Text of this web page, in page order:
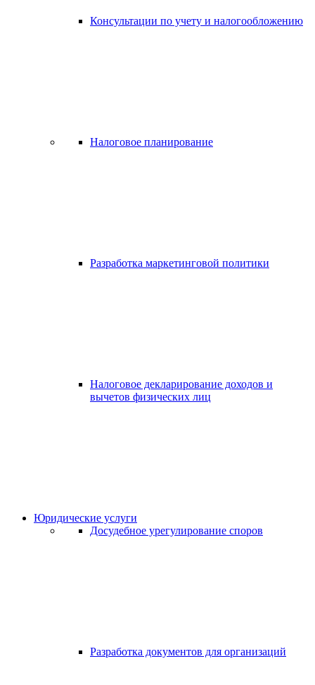
Консультации по учету и налогообложению
Налоговое планирование
Разработка маркетинговой политики
Налоговое декларирование доходов и
вычетов физических лиц
Юридические услуги
Досудебное урегулирование споров
Разработка документов для организаций